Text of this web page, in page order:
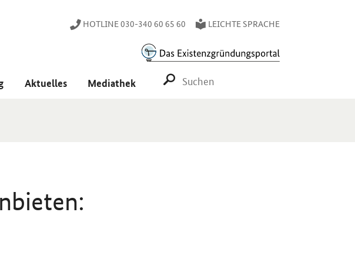
HOTLINE 030-340 60 65 60 LEICHTE SPRACHE
Aktuelles Mediathek SUCHE STARTEN